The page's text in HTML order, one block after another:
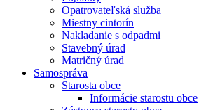
Opatrovateľská služba
Miestny cintorín
Nakladanie s odpadmi
Stavebný úrad
Matričný úrad
Samospráva
Starosta obce
Informácie starostu obce